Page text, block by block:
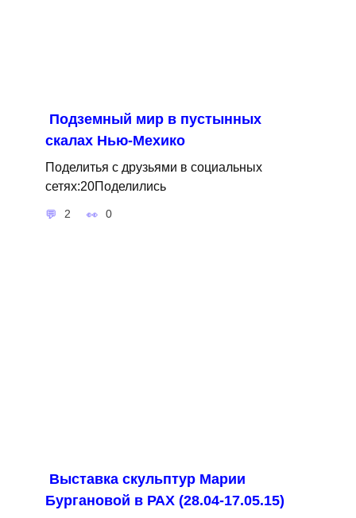
Подземный мир в пустынных
скалах Нью-Мехико
Поделитья с друзьями в социальных
сетях:20Поделились
2 0
Выставка скульптур Марии
Бургановой в РАХ (28.04-17.05.15)